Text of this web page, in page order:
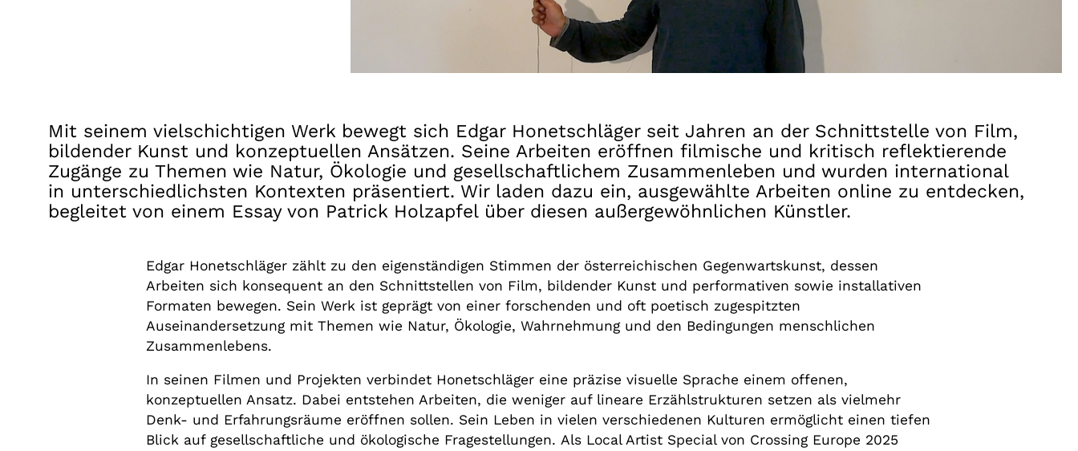
Mit seinem vielschichtigen Werk bewegt sich Edgar Honetschläger seit Jahren an der Schnittstelle von Film,
bildender Kunst und konzeptuellen Ansätzen. Seine Arbeiten eröffnen filmische und kritisch reflektierende
Zugänge zu Themen wie Natur, Ökologie und gesellschaftlichem Zusammenleben und wurden international
in unterschiedlichsten Kontexten präsentiert. Wir laden dazu ein, ausgewählte Arbeiten online zu entdecken,
begleitet von einem Essay von Patrick Holzapfel über diesen außergewöhnlichen Künstler.
Edgar Honetschläger zählt zu den eigenständigen Stimmen der österreichischen Gegenwartskunst, dessen
Arbeiten sich konsequent an den Schnittstellen von Film, bildender Kunst und performativen sowie installativen
Formaten bewegen. Sein Werk ist geprägt von einer forschenden und oft poetisch zugespitzten
Auseinandersetzung mit Themen wie Natur, Ökologie, Wahrnehmung und den Bedingungen menschlichen
Zusammenlebens.
In seinen Filmen und Projekten verbindet Honetschläger eine präzise visuelle Sprache einem offenen,
konzeptuellen Ansatz. Dabei entstehen Arbeiten, die weniger auf lineare Erzählstrukturen setzen als vielmehr
Denk- und Erfahrungsräume eröffnen sollen. Sein Leben in vielen verschiedenen Kulturen ermöglicht einen tiefen
Blick auf gesellschaftliche und ökologische Fragestellungen. Als Local Artist Special von Crossing Europe 2025